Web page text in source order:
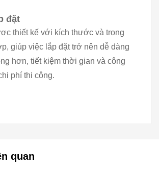
đặt
thiết kế với kích thước và trọng
giúp việc lắp đặt trở nên dễ dàng
hơn, tiết kiệm thời gian và công
phí thi công.
quan